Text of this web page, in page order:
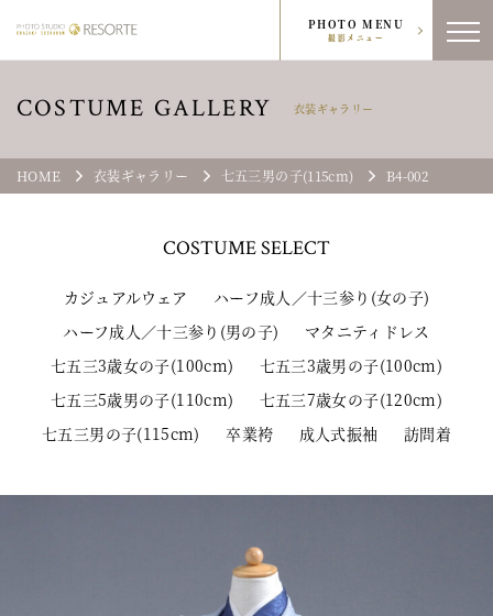
PHOTO MENU
撮影メニュー
COSTUME GALLERY 衣装ギャラリー
HOME 衣装ギャラリー 七五三男の子(115cm) B4-002
COSTUMESELECT
カジュアルウェア
ハーフ成人／十三参り(女の子)
ハーフ成人／十三参り(男の子)
マタニティドレス
七五三3歳女の子(100cm)
七五三3歳男の子(100cm)
七五三5歳男の子(110cm)
七五三7歳女の子(120cm)
七五三男の子(115cm)
卒業袴 成人式振袖 訪問着